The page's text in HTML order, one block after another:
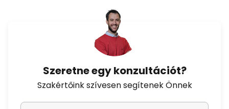
Szeretne egy konzultációt?
Szakértőink szívesen segítenek Önnek